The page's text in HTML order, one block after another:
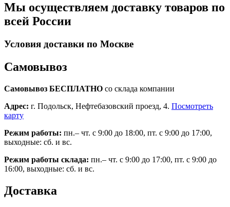
Мы осуществляем доставку товаров по
всей России
Условия доставки по Москве
Самовывоз
Самовывоз БЕСПЛАТНО со склада компании
Адрес: г. Подольск, Нефтебазовский проезд, 4. Посмотреть
карту
Режим работы: пн.– чт. с 9:00 до 18:00, пт. с 9:00 до 17:00,
выходные: сб. и вс.
Режим работы склада: пн.– чт. с 9:00 до 17:00, пт. с 9:00 до
16:00, выходные: сб. и вс.
Доставка